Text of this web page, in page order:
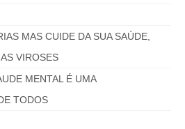
MAS CUIDE DA SUA SAÚDE,
VIROSES
MENTAL É UMA
TODOS